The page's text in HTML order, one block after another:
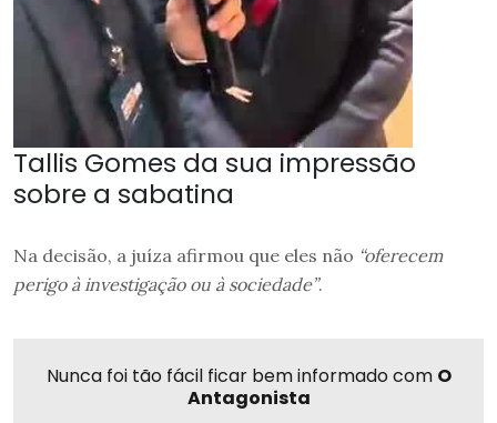
Tallis Gomes da sua impressão
sobre a sabatina
Na decisão, a juíza afirmou que eles não “oferecem
perigo à investigação ou à sociedade”.
Nunca foi tão fácil ficar bem informado com O
Antagonista